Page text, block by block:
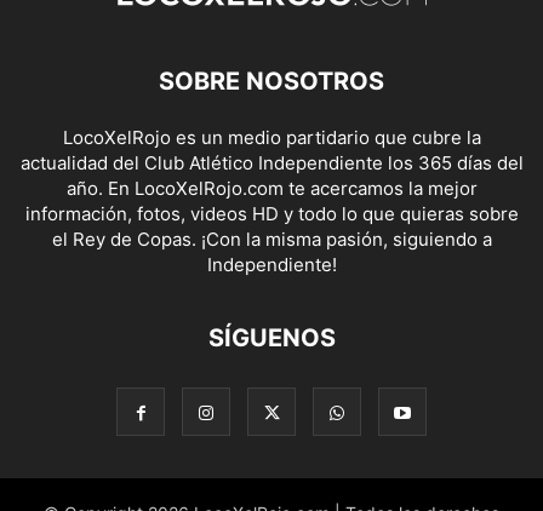
SOBRE NOSOTROS
LocoXelRojo es un medio partidario que cubre la
actualidad del Club Atlético Independiente los 365 días del
año. En LocoXelRojo.com te acercamos la mejor
información, fotos, videos HD y todo lo que quieras sobre
el Rey de Copas. ¡Con la misma pasión, siguiendo a
Independiente!
SÍGUENOS